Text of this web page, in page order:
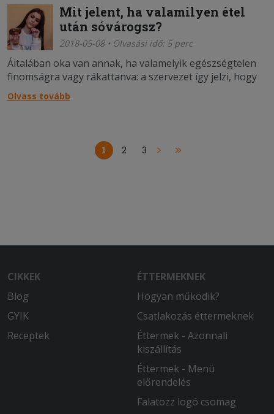
Mit jelent, ha valamilyen étel
után sóvárogsz?
2018-05-08 • Olvasási idő: 5 perc
Általában oka van annak, ha valamelyik egészségtelen
finomságra vagy rákattanva: a szervezet így jelzi, hogy
mire van szüksége.
Olvass tovább
1 2 3
CIKKEK
Blog
GYIK
Receptek
ÉTTERMEKNEK
Hogyan működik?
Csatlakozás éttermeknek
Éttermek - Azonnali
kiszállítás
Éttermek - Menü
előrendelés
Falatozz logó csomag